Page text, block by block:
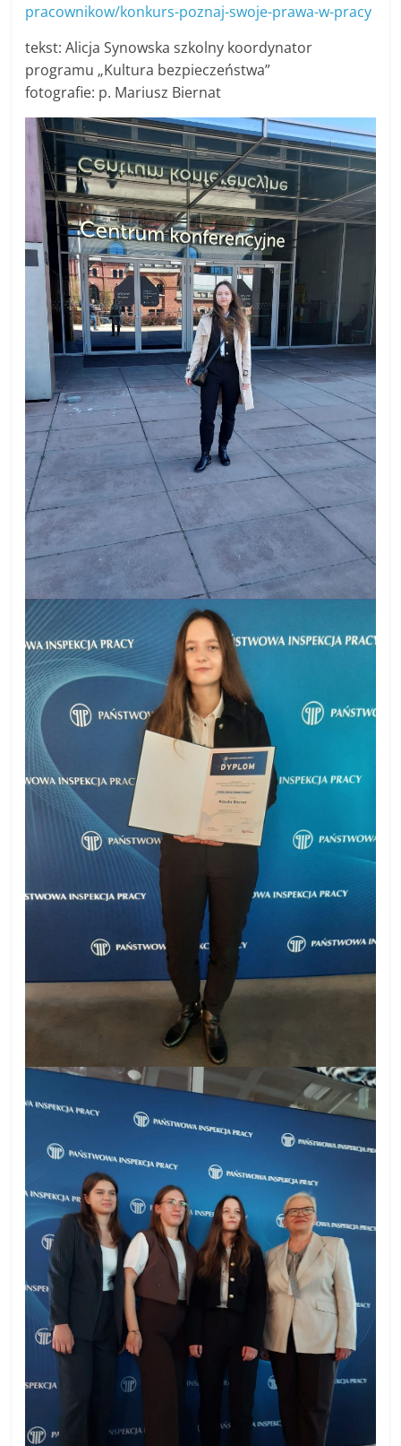
pracownikow/konkurs-poznaj-swoje-prawa-w-pracy
tekst: Alicja Synowska szkolny koordynator
programu „Kultura bezpieczeństwa”
fotografie: p. Mariusz Biernat